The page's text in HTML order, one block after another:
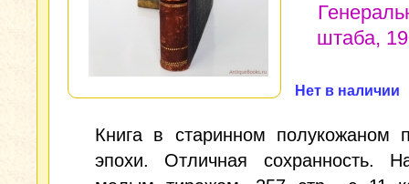
штаба,
Нет в наличии
Книга в старинном полукожаном
эпохи. Отличная сохранность.